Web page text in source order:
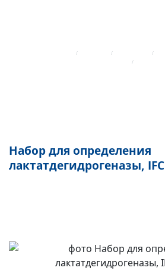
Набор для определения
лактатдегидрогеназы,